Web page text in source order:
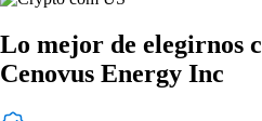
Lo mejor de elegirnos
Cenovus Energy Inc